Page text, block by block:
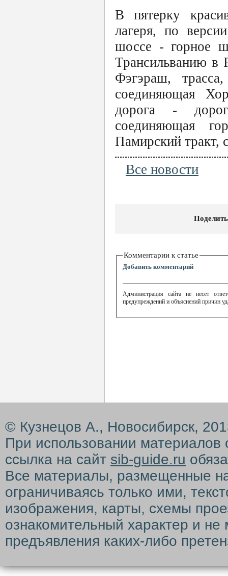
В пятерку
лагеря, по
шоссе - горное
Трансильванию в
Фэгэраш,
соединяющая
дорога -
соединяющая
Памирский тракт,
Все новости
Комментарии к статье
Добавить комментарий
Администрация сайта не несет
предупреждений и объяснений причин
© Кузнецов А., Новосибирск,
При использовании материалов
ссылка на сайт sib-guide.ru
Все материалы, размещенные
ограничиваясь только ими,
изображения, карты, схемы
ознакомительный характер и
предъявления каких-либо